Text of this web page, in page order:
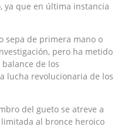
que en última instancia
sepa de primera mano o
pero ha metido
de los
lucha revolucionaria de los
del gueto se atreve a
al bronce heroico